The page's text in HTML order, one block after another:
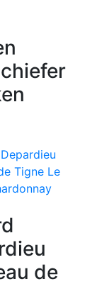
de